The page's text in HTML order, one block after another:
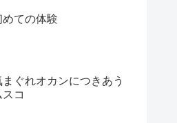
めての体験
まぐれオカンにつきあう
スコ